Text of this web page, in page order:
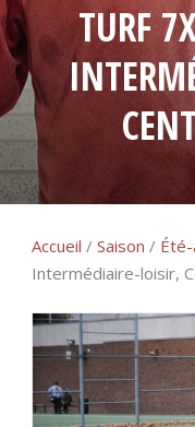
TURF
Accueil / Saison /
Intermédiaire-loisir,